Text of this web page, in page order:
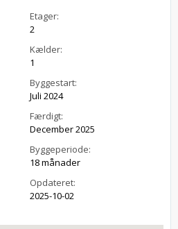
Etager:
2
Kælder:
1
Byggestart:
Juli 2024
Færdigt:
December 2025
Byggeperiode:
18 månader
Opdateret:
2025-10-02